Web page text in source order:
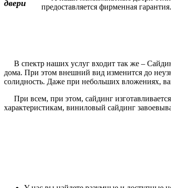
предоставляется фирменная
В спектр наших услуг входит так же –
дома. При этом внешний вид изменится до
солидность. Даже при небольших вложениях,
При всем, при этом, сайдинг
характеристикам, виниловый сайдинг